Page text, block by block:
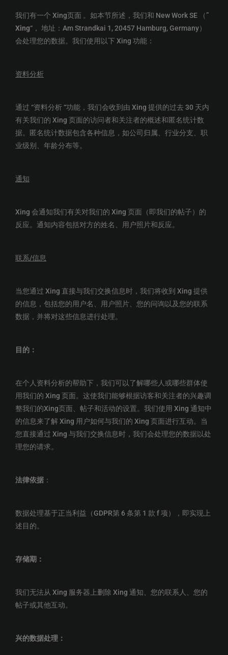
我们有一个 Xing页面 。如本节所述，我们和 New Work SE （”
Xing“， 地址：Am Strandkai 1, 20457 Hamburg, Germany）
会处理您的数据。我们使用以下 Xing 功能：
资料分析
通过 “资料分析 “功能，我们会收到由 Xing 提供的过去 30 天内
有关我们的 Xing 页面的访问者和关注者的概述和匿名统计数
据。匿名统计数据包含各种信息，如公司归属、行业分支、职
业级别、年龄分布等。
通知
Xing 会通知我们有关对我们的 Xing 页面（即我们的帖子）的
反应。通知内容包括对方的姓名、用户照片和反应。
联系/信息
当您通过 Xing 直接与我们交换信息时，我们将收到 Xing 提供
的信息，包括您的用户名、用户照片、您的问询以及您的联系
数据，并将对这些信息进行处理。
目的：
在个人资料分析的帮助下，我们可以了解哪些人或哪些群体使
用我们的 Xing 页面。这使我们能够根据访客和关注者的兴趣调
整我们的Xing页面、帖子和活动的设置。我们使用 Xing 通知中
的信息来了解 Xing 用户如何与我们的 Xing 页面进行互动。当
您直接通过 Xing 与我们交换信息时，我们会处理您的数据以处
理您的请求。
法律依据：
数据处理基于正当利益（GDPR第 6 条第 1 款 f 项），即实现上
述目的。
存储期：
我们无法从 Xing 服务器上删除 Xing 通知、您的联系人、您的
帖子或其他互动。
兴的数据处理：